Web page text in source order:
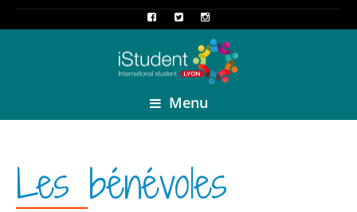
Menu
Les bénévoles